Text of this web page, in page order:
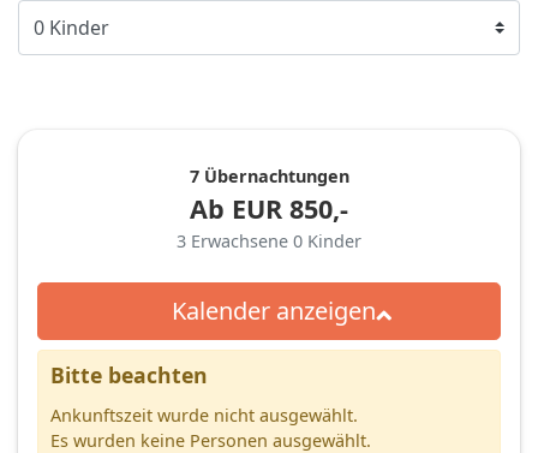
7 Übernachtungen
Ab EUR 850,-
3 Erwachsene 0 Kinder
Kalender anzeigen
Bitte beachten
Ankunftszeit wurde nicht ausgewählt.
Es wurden keine Personen ausgewählt.